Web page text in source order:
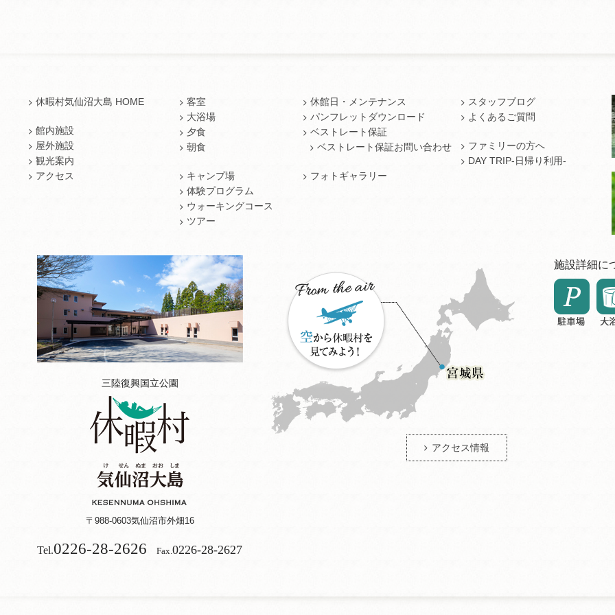
休暇村気仙沼大島 HOME
館内施設
屋外施設
観光案内
アクセス
客室
大浴場
夕食
朝食
キャンプ場
体験プログラム
ウォーキングコース
ツアー
休館日・メンテナンス
パンフレットダウンロード
ベストレート保証
ベストレート保証お問い合わせ
フォトギャラリー
スタッフブログ
よくあるご質問
ファミリーの方へ
DAY TRIP-日帰り利用-
三陸復興国立公園
〒988-0603気仙沼市外畑16
Tel.0226-28-2626 Fax. 0226-28-2627
アクセス情報
施設詳細に